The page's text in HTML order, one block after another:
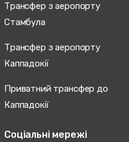
Трансфер з аеропорту
Стамбула
Трансфер з аеропорту
Каппадокії
Приватний трансфер до
Каппадокії
Соціальні мережі